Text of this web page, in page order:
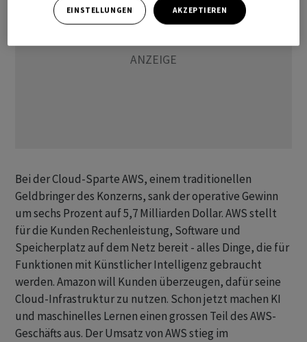
Bei der Cloud-Sparte AWS, einem traditionellen
Geldbringer des Konzerns, sank der operative Gewinn
um sechs Prozent auf 5,7 Milliarden Dollar. AWS stellt
für die Kunden Rechenleistung, Software und
Speicherplatz auf dem Netz bereit - alles Dinge, die für
Funktionen mit Künstlicher Intelligenz gebraucht
werden. Amazon will Kunden überzeugen, dafür seine
Cloud-Infrastruktur zu nutzen. Schon jetzt machen KI
und maschinelles Lernen einen grossen Teil des AWS-
Geschäfts aus. Der Umsatz von AWS stieg im
EINSTELLUNGEN AKZEPTIEREN